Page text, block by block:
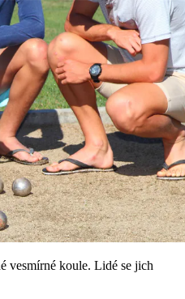
vesmírné koule. Lidé se jich